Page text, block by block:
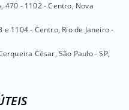
470 - 1102 - Centro, Nova
e 1104 - Centro, Rio de Janeiro -
César, São Paulo - SP,